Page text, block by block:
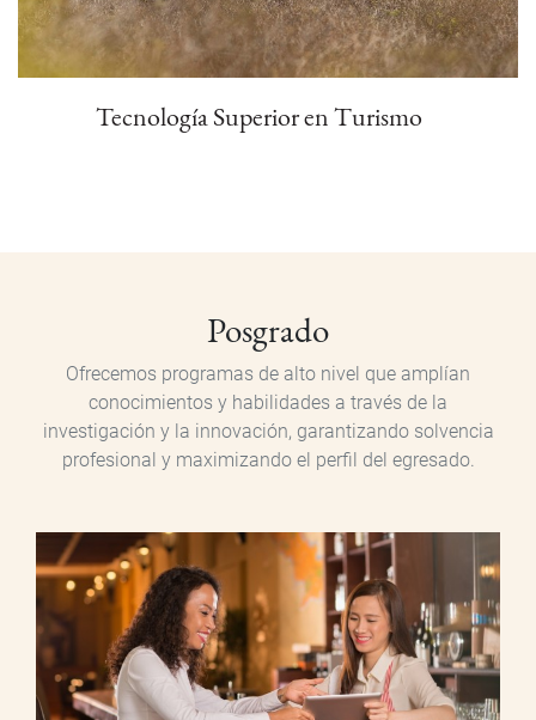
Tecnología Superior en Turismo
Posgrado
Ofrecemos programas de alto nivel que amplían
conocimientos y habilidades a través de la
investigación y la innovación, garantizando solvencia
profesional y maximizando el perfil del egresado.